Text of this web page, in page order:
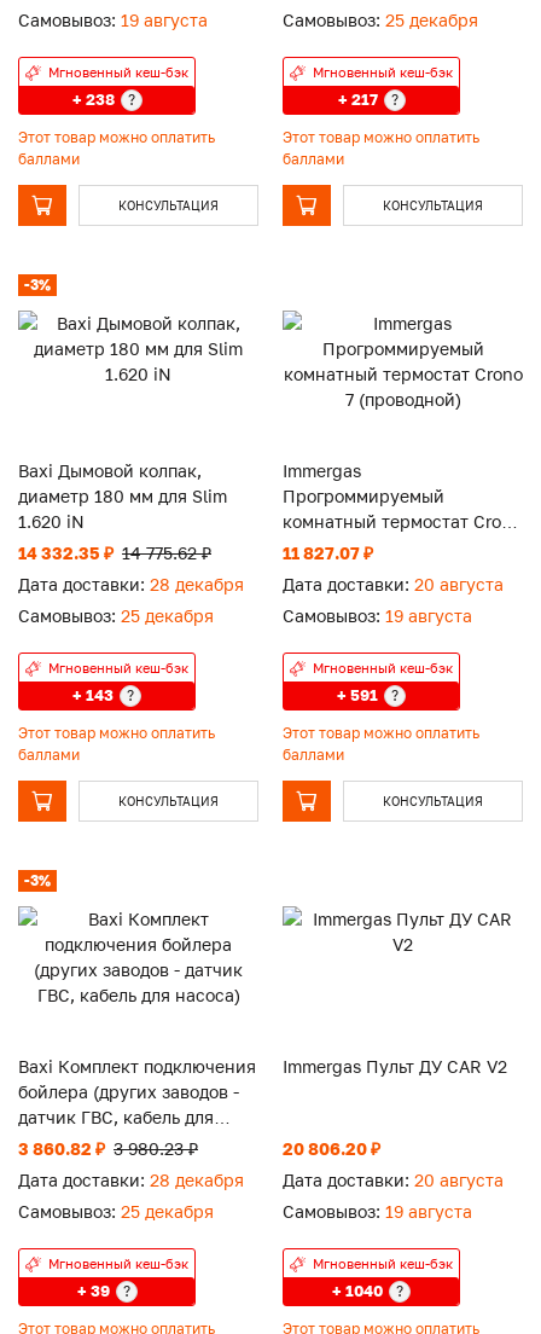
Самовывоз: 19 августа
Мгновенный кеш-бэк
+ 238 ?
Этот товар можно оплатить
баллами
КОНСУЛЬТАЦИЯ
Самовывоз: 25 декабря
Мгновенный кеш-бэк
+ 217 ?
Этот товар можно оплатить
баллами
КОНСУЛЬТАЦИЯ
-3%
Baxi Дымовой колпак,
диаметр 180 мм для Slim
1.620 iN
14 332.35 ₽ 14 775.62 ₽
Дата доставки: 28 декабря
Самовывоз: 25 декабря
Мгновенный кеш-бэк
+ 143 ?
Этот товар можно оплатить
баллами
КОНСУЛЬТАЦИЯ
Immergas
Прогроммируемый
комнатный термостат Crono
7 (проводной)
11 827.07 ₽
Дата доставки: 20 августа
Самовывоз: 19 августа
Мгновенный кеш-бэк
+ 591 ?
Этот товар можно оплатить
баллами
КОНСУЛЬТАЦИЯ
-3%
Baxi Комплект подключения
бойлера (других заводов -
датчик ГВС, кабель для
насоса)
3 860.82 ₽ 3 980.23 ₽
Дата доставки: 28 декабря
Самовывоз: 25 декабря
Мгновенный кеш-бэк
+ 39 ?
Этот товар можно оплатить
Immergas Пульт ДУ CAR V2
20 806.20 ₽
Дата доставки: 20 августа
Самовывоз: 19 августа
Мгновенный кеш-бэк
+ 1040 ?
Этот товар можно оплатить